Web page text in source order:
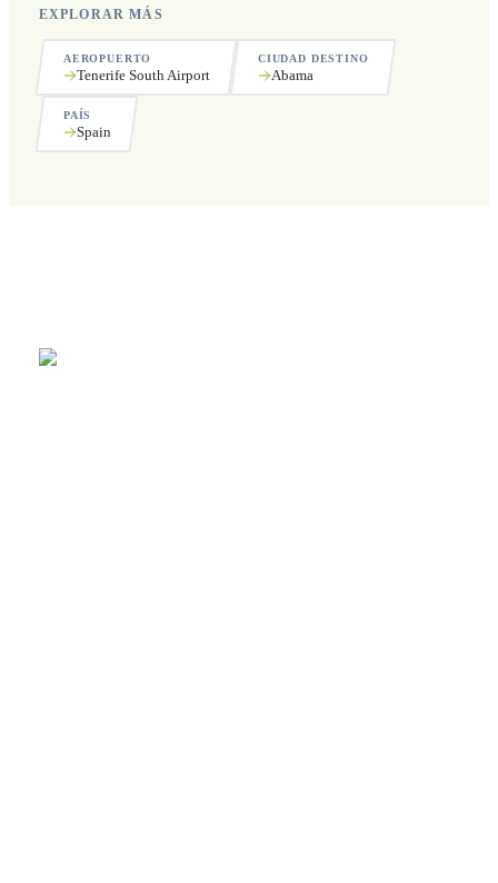
EXPLORAR MÁS
AEROPUERTO
Tenerife South Airport
CIUDAD DESTINO
Abama
PAÍS
Spain